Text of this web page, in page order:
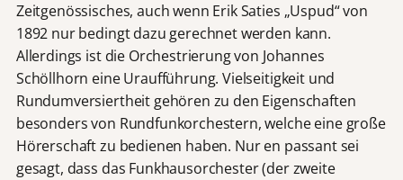
Zeitgenössisches, auch wenn Erik Saties „Uspud“ von
1892 nur bedingt dazu gerechnet werden kann.
Allerdings ist die Orchestrierung von Johannes
Schöllhorn eine Uraufführung. Vielseitigkeit und
Rundumversiertheit gehören zu den Eigenschaften
besonders von Rundfunkorchestern, welche eine große
Hörerschaft zu bedienen haben. Nur en passant sei
gesagt, dass das Funkhausorchester (der zweite